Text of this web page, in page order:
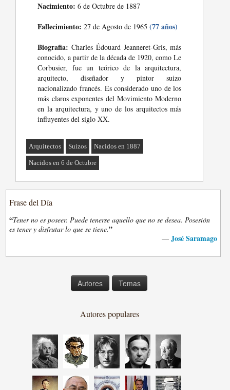
Nacimiento: 6 de Octubre de 1887
Fallecimiento: 27 de Agosto de 1965(77 años)
Biografia: Charles Édouard Jeanneret-Gris, más
conocido, a partir de la década de 1920, como Le
Corbusier, fue un teórico de la arquitectura,
arquitecto, diseñador y pintor suizo
nacionalizado francés. Es considerado uno de los
más claros exponentes del Movimiento Moderno
en la arquitectura, y uno de los arquitectos más
influyentes del siglo XX.
Arquitectos Suizos Nacidos en 1887
Nacidos en 6 de Octubre
Frase del Día
“Tener no es poseer. Puede tenerse aquello que no se desea. Posesión
es tener y disfrutar lo que se tiene.”
— José Saramago
Autores Temas
Autores populares